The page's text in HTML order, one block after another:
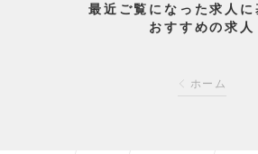
最近ご覧になった求人に
おすすめの求人
ホーム